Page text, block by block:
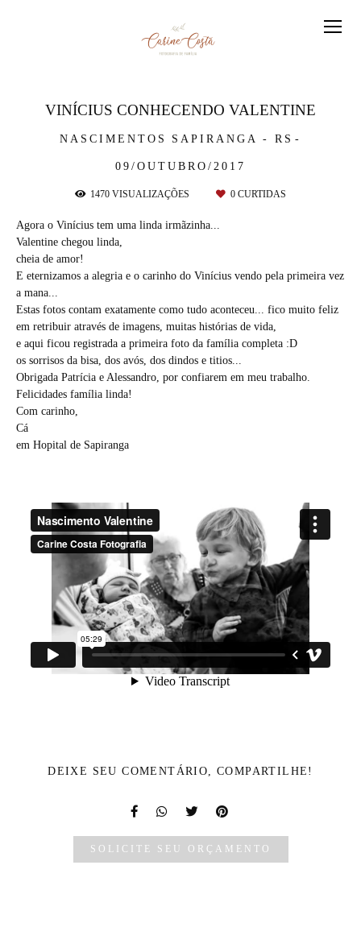
NASCIMENTOS SAPIRANGA - RS
09/OUTUBRO/2017
VINÍCIUS CONHECENDO VALENTINE
1470 VISUALIZAÇÕES 0 CURTIDAS
Agora o Vinícius tem uma linda irmãzinha...
Valentine chegou linda,
cheia de amor!
E eternizamos a alegria e o carinho do Vinícius vendo pela primeira vez
a mana...
Estas fotos contam exatamente como tudo aconteceu... fico muito feliz
em retribuir através de imagens, muitas histórias de vida,
e aqui ficou registrada a primeira foto da família completa :D
os sorrisos da bisa, dos avós, dos dindos e titios...
Obrigada Patrícia e Alessandro, por confiarem em meu trabalho.
Felicidades família linda!
Com carinho,
Cá
em Hopital de Sapiranga
DEIXE SEU COMENTÁRIO, COMPARTILHE!
SOLICITE SEU ORÇAMENTO